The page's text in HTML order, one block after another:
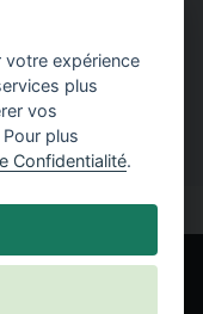
des
votre expérience
plus
vos
Pour plus
Confidentialité.